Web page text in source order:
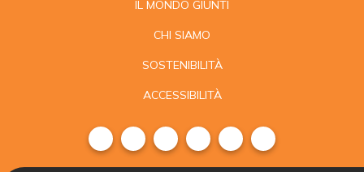
IL MONDO GIUNTI
CHI SIAMO
SOSTENIBILITÀ
ACCESSIBILITÀ